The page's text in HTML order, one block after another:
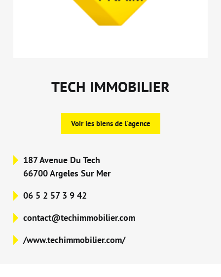
TECH IMMOBILIER
Voir les biens de l'agence
187 Avenue Du Tech
66700 Argeles Sur Mer
06 5 2 57 3 9 42
contact@techimmobilier.com
/www.techimmobilier.com/